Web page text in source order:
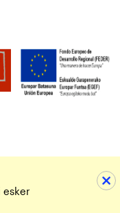
esker